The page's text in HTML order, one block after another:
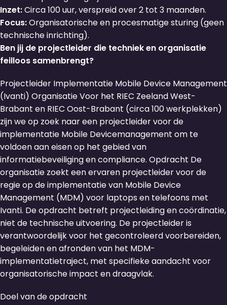
Inzet:Circa 100 uur, verspreid over 2 tot 3 maanden.
Focus:Organisatorische en procesmatige sturing (geen
technische inrichting).
Ben jij de projectleider die techniek en organisatie
feilloos samenbrengt?
Projectleider Implementatie Mobile Device Management
(Ivanti) Organisatie Voor het RIEC Zeeland West-
Brabant en RIEC Oost-Brabant (circa 100 werkplekken)
zijn we op zoek naar een projectleider voor de
implementatie Mobile Devicemanagement om te
voldoen aan eisen op het gebied van
informatiebeveiliging en compliance. Opdracht De
organisatie zoekt een ervaren projectleider voor de
regie op de implementatie van Mobile Device
Management (MDM) voor laptops en telefoons met
Ivanti. De opdracht betreft projectleiding en coördinatie,
niet de technische uitvoering. De projectleider is
verantwoordelijk voor het gecontroleerd voorbereiden,
begeleiden en afronden van het MDM-
implementatietraject, met specifieke aandacht voor
organisatorische impact en draagvlak.
Doel van de opdracht